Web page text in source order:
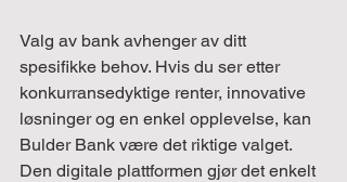
Valg av bank avhenger av ditt
spesifikke behov. Hvis du ser etter
konkurransedyktige renter, innovative
løsninger og en enkel opplevelse, kan
Bulder Bank være det riktige valget.
Den digitale plattformen gjør det enkelt